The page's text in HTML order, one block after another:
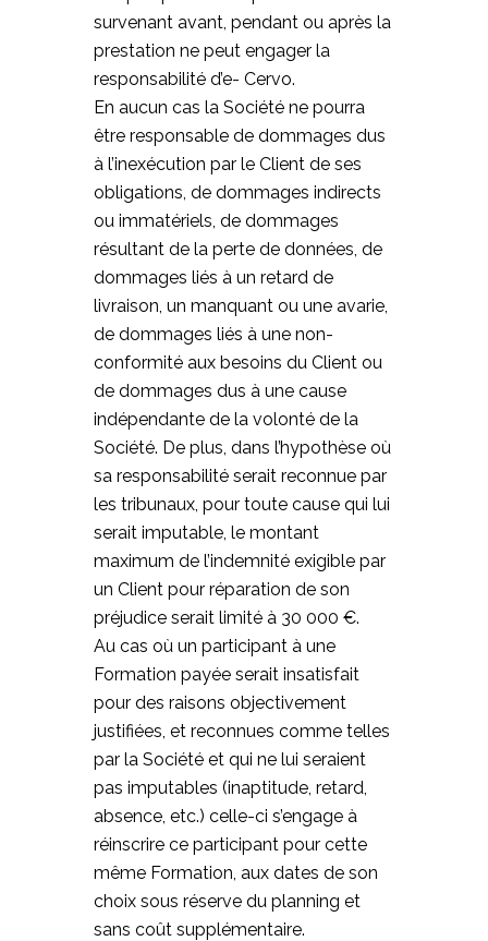
survenant avant, pendant ou après la
prestation ne peut engager la
responsabilité d’e- Cervo.
En aucun cas la Société ne pourra
être responsable de dommages dus
à l’inexécution par le Client de ses
obligations, de dommages indirects
ou immatériels, de dommages
résultant de la perte de données, de
dommages liés à un retard de
livraison, un manquant ou une avarie,
de dommages liés à une non-
conformité aux besoins du Client ou
de dommages dus à une cause
indépendante de la volonté de la
Société. De plus, dans l’hypothèse où
sa responsabilité serait reconnue par
les tribunaux, pour toute cause qui lui
serait imputable, le montant
maximum de l’indemnité exigible par
un Client pour réparation de son
préjudice serait limité à 30 000 €.
Au cas où un participant à une
Formation payée serait insatisfait
pour des raisons objectivement
justifiées, et reconnues comme telles
par la Société et qui ne lui seraient
pas imputables (inaptitude, retard,
absence, etc.) celle-ci s’engage à
réinscrire ce participant pour cette
même Formation, aux dates de son
choix sous réserve du planning et
sans coût supplémentaire.